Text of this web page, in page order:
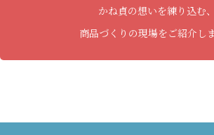
かね貞の想いを練り込む、
商品づくりの現場をご紹介しま